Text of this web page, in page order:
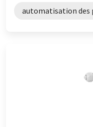
automatisation des